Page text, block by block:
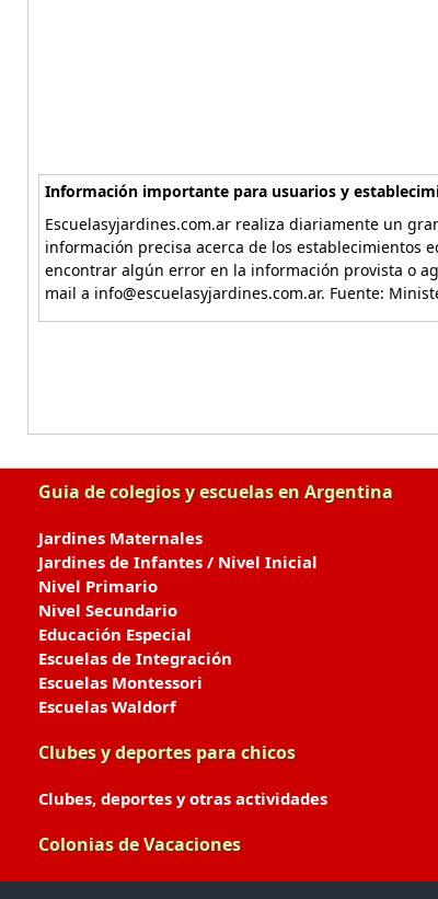
Información importante para usuarios y
Escuelasyjardines.com.ar realiza diariamente un
información precisa acerca de los establecimientos
encontrar algún error en la información provista o
mail a info@escuelasyjardines.com.ar. Fuente:
Guia de colegios y escuelas en Argentina
Jardines Maternales
Jardines de Infantes / Nivel Inicial
Nivel Primario
Nivel Secundario
Educación Especial
Escuelas de Integración
Escuelas Montessori
Escuelas Waldorf
Clubes y deportes para chicos
Clubes, deportes y otras actividades
Colonias de Vacaciones